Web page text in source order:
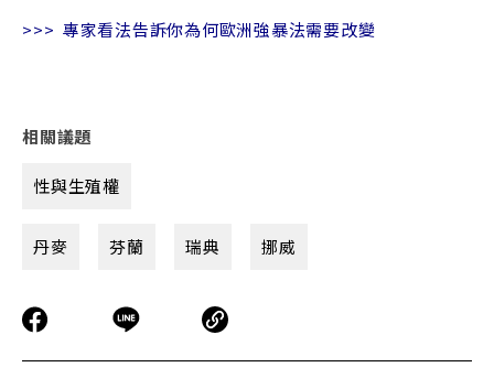
>>> 專家看法告訴你為何歐洲強暴法需要改變
相關議題
性與生殖權
丹麥 芬蘭 瑞典 挪威